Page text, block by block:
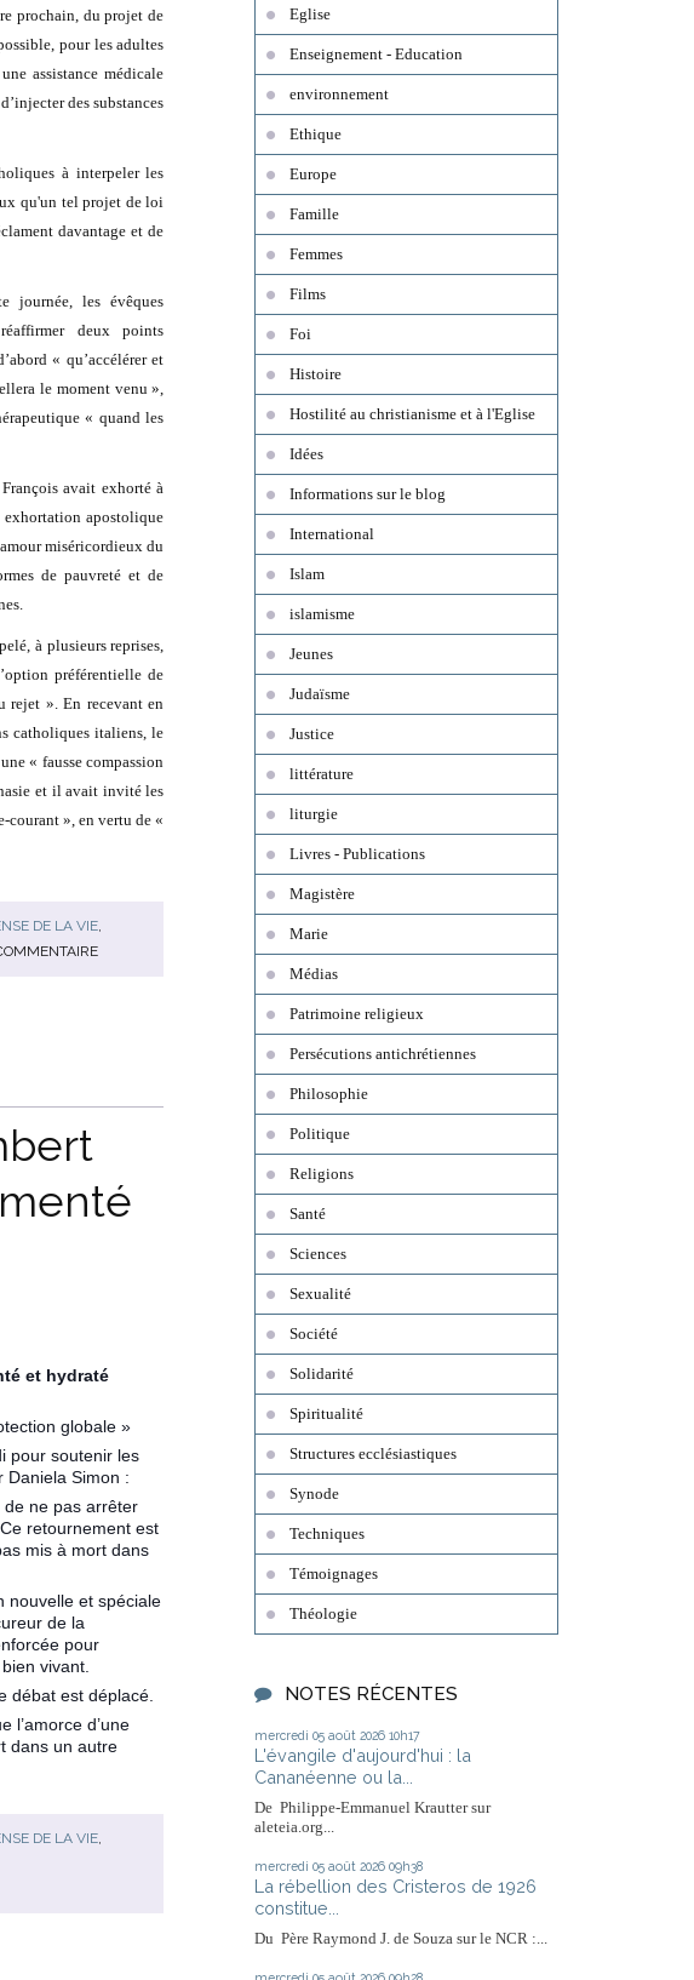
prochain, du projet de
pour les adultes
assistance médicale
des substances
à interpeler les
qu'un tel projet de loi
davantage et de
journée, les évêques
deux points
« qu’accélérer et
le moment venu »,
« quand les
avait exhorté à
apostolique
miséricordieux du
de pauvreté et de
à plusieurs reprises,
préférentielle de
rejet ». En recevant en
catholiques italiens, le
« fausse compassion
et il avait invité les
courant », en vertu de «
DE LA VIE,
et hydraté
globale »
pour soutenir les
Daniela Simon :
ne pas arrêter
retournement est
mis à mort dans
nouvelle et spéciale
de la
pour
vivant.
débat est déplacé.
l’amorce d’une
dans un autre
DE LA VIE
Eglise
Enseignement - Education
environnement
Ethique
Europe
Famille
Femmes
Films
Foi
Histoire
Hostilité au christianisme et à l'Eglise
Idées
Informations sur le blog
International
Islam
islamisme
Jeunes
Judaïsme
Justice
littérature
liturgie
Livres - Publications
Magistère
Marie
Médias
Patrimoine religieux
Persécutions antichrétiennes
Philosophie
Politique
Religions
Santé
Sciences
Sexualité
Société
Solidarité
Spiritualité
Structures ecclésiastiques
Synode
Techniques
Témoignages
Théologie
NOTES RÉCENTES
mercredi 05 août 2026 10h17
L'évangile d'aujourd'hui : la
Cananéenne ou la...
De Philippe-Emmanuel Krautter sur
aleteia.org...
mercredi 05 août 2026 09h38
La rébellion des Cristeros de 1926
constitue...
Du Père Raymond J. de Souza sur le NCR :...